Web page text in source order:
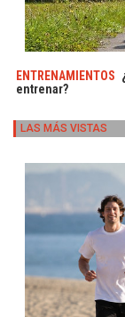
ENTRENAMIENTOS
entrenar?
LAS MÁS VISTAS